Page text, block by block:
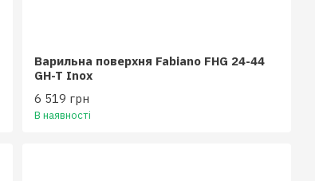
Варильна поверхня Fabiano FHG 24-44
GH-T Inox
6 519 грн
В наявності